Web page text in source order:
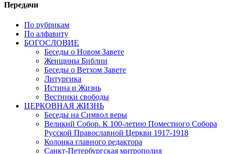
Передачи
По рубрикам
По алфавиту
БОГОСЛОВИЕ
Беседы о Новом Завете
Женщины Библии
Беседы о Ветхом Завете
Литургика
Истина и Жизнь
Вестники свободы
ЦЕРКОВНАЯ ЖИЗНЬ
Беседы на Символ веры
Великий Собор. К 100-летию Поместного Собора
Русской Православной Церкви 1917-1918
Колонка главного редактора
Санкт-Петербургская митрополия